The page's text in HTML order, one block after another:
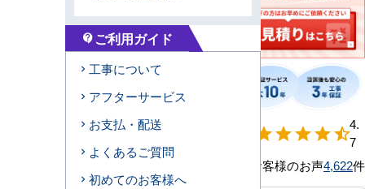
starstarstarstarstar_half
4.
7
お客様のお声4,622件
contact_support ご利用ガイド
工事について
アフターサービス
お支払・配送
よくあるご質問
初めてのお客様へ